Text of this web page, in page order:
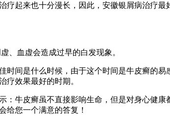
起来也十分漫长，因此，安徽银屑病治疗最
血虚会造成过早的白发现象。
间是什么时候，由于这个时间是牛皮癣的易
疗效果最好的时期。
牛皮癣虽不直接影响生命，但是对身心健康
给您一个满意的答复！